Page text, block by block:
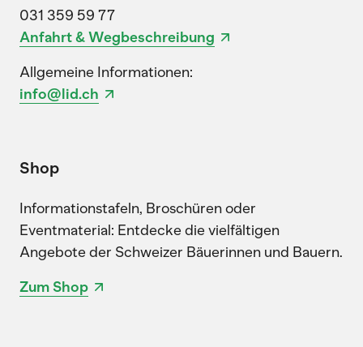
031 359 59 77
Anfahrt & Wegbeschreibung
Allgemeine Informationen:
info@lid.ch
Shop
Informationstafeln, Broschüren oder
Eventmaterial: Entdecke die vielfältigen
Angebote der Schweizer Bäuerinnen und Bauern.
Zum Shop